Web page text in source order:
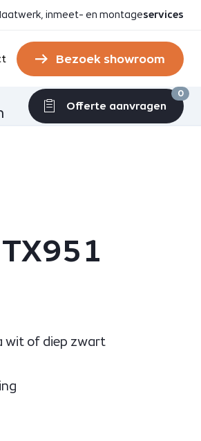
inmeet- en montageservices
Bezoek showroom
Offerte aanvragen
0
wit of diep zwart